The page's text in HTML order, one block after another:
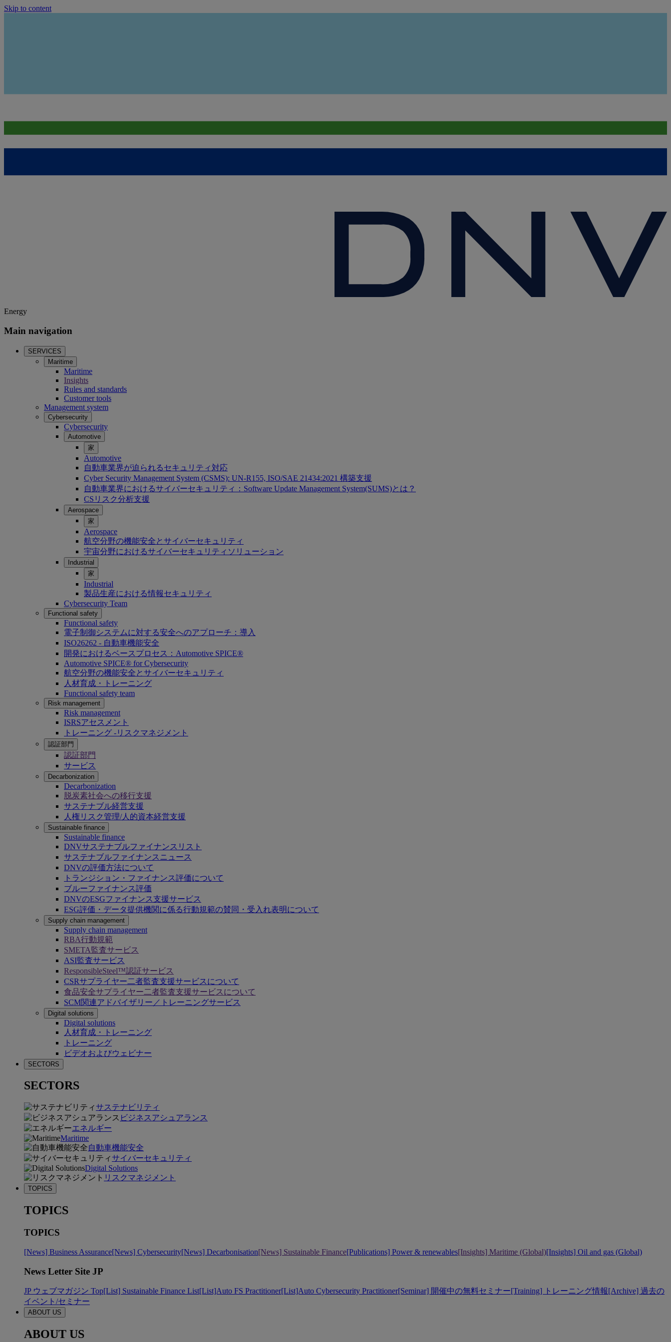
Skip to content
Energy
Main navigation
SERVICES
Maritime
Maritime
Insights
Rules and standards
Customer tools
Management system
Cybersecurity
Cybersecurity
Automotive
家
Automotive
自動車業界が迫られるセキュリティ対応
Cyber Security Management System (CSMS): UN-R155, ISO/SAE 21434:2021 構築支援
自動車業界におけるサイバーセキュリティ：Software Update Management System(SUMS)とは？
CSリスク分析支援
Aerospace
家
Aerospace
航空分野の機能安全とサイバーセキュリティ
宇宙分野におけるサイバーセキュリティソリューション
Industrial
家
Industrial
製品生産における情報セキュリティ
Cybersecurity Team
Functional safety
Functional safety
電子制御システムに対する安全へのアプローチ：導入
ISO26262 - 自動車機能安全
開発におけるベースプロセス：Automotive SPICE®
Automotive SPICE® for Cybersecurity
航空分野の機能安全とサイバーセキュリティ
人材育成・トレーニング
Functional safety team
Risk management
Risk management
ISRSアセスメント
トレーニング -リスクマネジメント
認証部門
認証部門
サービス
Decarbonization
Decarbonization
脱炭素社会への移行支援
サステナブル経営支援
人権リスク管理/人的資本経営支援
Sustainable finance
Sustainable finance
DNVサステナブルファイナンスリスト
サステナブルファイナンスニュース
DNVの評価方法について
トランジション・ファイナンス評価について
ブルーファイナンス評価
DNVのESGファイナンス支援サービス
ESG評価・データ提供機関に係る行動規範の賛同・受入れ表明について
Supply chain management
Supply chain management
RBA行動規範
SMETA監査サービス
ASI監査サービス
ResponsibleSteel™認証サービス
CSRサプライヤー二者監査支援サービスについて
食品安全サプライヤー二者監査支援サービスについて
SCM関連アドバイザリー／トレーニングサービス
Digital solutions
Digital solutions
人材育成・トレーニング
トレーニング
ビデオおよびウェビナー
SECTORS
SECTORS
サステナビリティ
ビジネスアシュアランス
エネルギー
Maritime
自動車機能安全
サイバーセキュリティ
Digital Solutions
リスクマネジメント
TOPICS
TOPICS
TOPICS
[News] Business Assurance[News] Cybersecurity[News] Decarbonisation[News] Sustainable Finance[Publications] Power & renewables[Insights] Maritime (Global)[Insights] Oil and gas (Global)
News Letter Site JP
JP ウェブマガジン Top[List] Sustainable Finance List[List]Auto FS Practitioner[List]Auto Cybersecurity Practitioner[Seminar] 開催中の無料セミナー[Training] トレーニング情報[Archive] 過去の
イベント/セミナー
ABOUT US
ABOUT US